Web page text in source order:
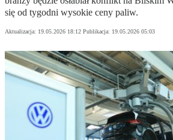
się od tygodni wysokie ceny paliw.
Aktualizacja: 19.05.2026 18:12 Publikacja: 19.05.2026 05:03